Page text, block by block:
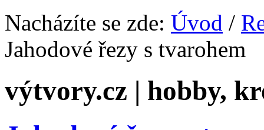
Nacházíte se zde: Úvod /
Jahodové řezy s tvarohem
výtvory.cz | hobby,